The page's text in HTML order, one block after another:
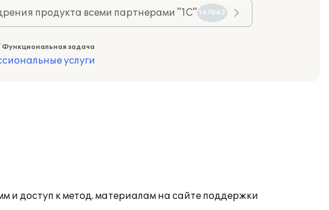
продукта всеми партнерами "1С" 147043
Функциональная задача
услуги
и доступ к метод. материалам на сайте поддержки